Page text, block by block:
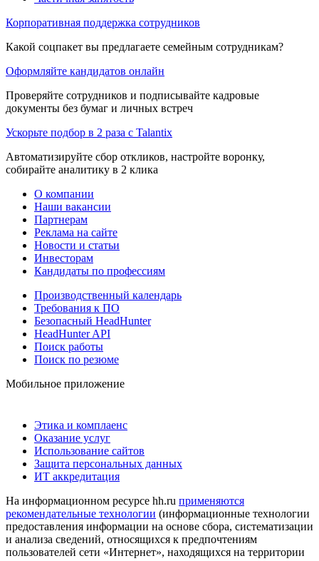
Корпоративная поддержка сотрудников
Какой соцпакет вы предлагаете семейным сотрудникам?
Оформляйте кандидатов онлайн
Проверяйте сотрудников и подписывайте кадровые
документы без бумаг и личных встреч
Ускорьте подбор в 2 раза с Talantix
Автоматизируйте сбор откликов, настройте воронку,
собирайте аналитику в 2 клика
О компании
Наши вакансии
Партнерам
Реклама на сайте
Новости и статьи
Инвесторам
Кандидаты по профессиям
Производственный календарь
Требования к ПО
Безопасный HeadHunter
HeadHunter API
Поиск работы
Поиск по резюме
Мобильное приложение
Этика и комплаенс
Оказание услуг
Использование сайтов
Защита персональных данных
ИТ аккредитация
На информационном ресурсе hh.ru применяются
рекомендательные технологии (информационные технологии
предоставления информации на основе сбора, систематизации
и анализа сведений, относящихся к предпочтениям
пользователей сети «Интернет», находящихся на территории